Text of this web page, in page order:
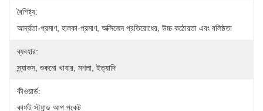
বৈশিষ্ট্য:
আর্দ্রতা-প্রমাণ, হালকা-প্রমাণ, অক্সিজেন প্রতিরোধের, উচ্চ কঠোরতা এবং বলিষ্ঠতা
ব্যবহার:
স্ন্যাকস, শুকনো খাবার, মশলা, ইত্যাদি
কীওয়ার্ড:
কার্ফট স্ট্যান্ড আপ পকেট